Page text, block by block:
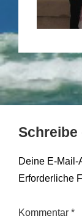
Schreibe
Deine E-Mail-
Erforderliche
Kommentar *